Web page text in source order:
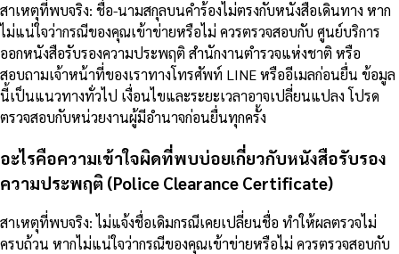
สาเหตุที่พบจริง: ชื่อ-นามสกุลบนคำร้องไม่ตรงกับหนังสือเดินทาง หาก
ไม่แน่ใจว่ากรณีของคุณเข้าข่ายหรือไม่ ควรตรวจสอบกับ ศูนย์บริการ
ออกหนังสือรับรองความประพฤติ สำนักงานตำรวจแห่งชาติ หรือ
สอบถามเจ้าหน้าที่ของเราทางโทรศัพท์ LINE หรืออีเมลก่อนยื่น ข้อมูล
นี้เป็นแนวทางทั่วไป เงื่อนไขและระยะเวลาอาจเปลี่ยนแปลง โปรด
ตรวจสอบกับหน่วยงานผู้มีอำนาจก่อนยื่นทุกครั้ง
อะไรคือความเข้าใจผิดที่พบบ่อยเกี่ยวกับหนังสือรับรอง
ความประพฤติ (Police Clearance Certificate)
สาเหตุที่พบจริง: ไม่แจ้งชื่อเดิมกรณีเคยเปลี่ยนชื่อ ทำให้ผลตรวจไม่
ครบถ้วน หากไม่แน่ใจว่ากรณีของคุณเข้าข่ายหรือไม่ ควรตรวจสอบกับ